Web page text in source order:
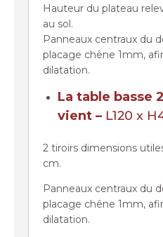
Hauteur du plateau
au sol.
Panneaux centraux du
placage chêne 1mm,
dilatation.
La table basse
vient – L120 x
2 tiroirs dimensions
cm.
Panneaux centraux du
placage chêne 1mm,
dilatation.